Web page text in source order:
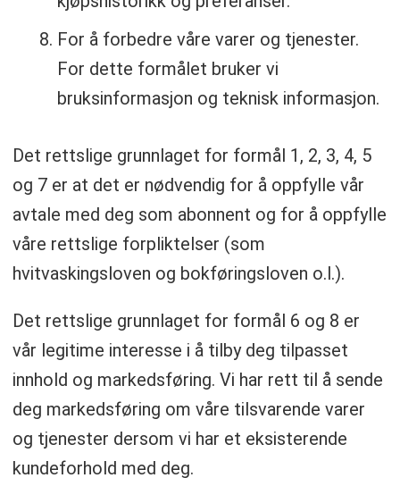
For å forbedre våre varer og tjenester.
For dette formålet bruker vi
bruksinformasjon og teknisk informasjon.
Det rettslige grunnlaget for formål 1, 2, 3, 4, 5
og 7 er at det er nødvendig for å oppfylle vår
avtale med deg som abonnent og for å oppfylle
våre rettslige forpliktelser (som
hvitvaskingsloven og bokføringsloven o.l.).
Det rettslige grunnlaget for formål 6 og 8 er
vår legitime interesse i å tilby deg tilpasset
innhold og markedsføring. Vi har rett til å sende
deg markedsføring om våre tilsvarende varer
og tjenester dersom vi har et eksisterende
kundeforhold med deg.